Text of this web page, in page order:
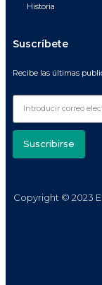
Historia
Suscríbete
Recibe las últimas
Suscribirse
Copyright © 2023